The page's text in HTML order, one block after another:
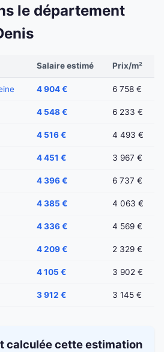
le département
Salaire estimé Prix/m²
4 904 € 6 758 €
4 548 € 6 233 €
4 516 € 4 493 €
4 451 € 3 967 €
4 396 € 6 737 €
4 385 € 4 063 €
4 336 € 4 569 €
4 209 € 2 329 €
4 105 € 3 902 €
3 912 € 3 145 €
calculée cette estimation